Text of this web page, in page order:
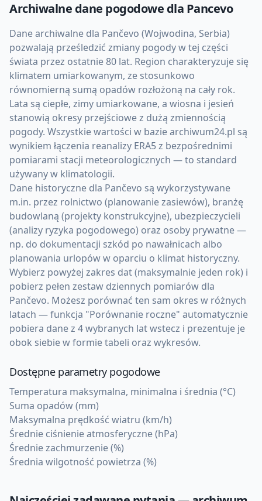
Archiwalne dane pogodowe dla Pancevo
Dane archiwalne dla Pančevo (Wojwodina, Serbia)
pozwalają prześledzić zmiany pogody w tej części
świata przez ostatnie 80 lat. Region charakteryzuje się
klimatem umiarkowanym, ze stosunkowo
równomierną sumą opadów rozłożoną na cały rok.
Lata są ciepłe, zimy umiarkowane, a wiosna i jesień
stanowią okresy przejściowe z dużą zmiennością
pogody. Wszystkie wartości w bazie archiwum24.pl są
wynikiem łączenia reanalizy ERA5 z bezpośrednimi
pomiarami stacji meteorologicznych — to standard
używany w klimatologii.
Dane historyczne dla Pančevo są wykorzystywane
m.in. przez rolnictwo (planowanie zasiewów), branżę
budowlaną (projekty konstrukcyjne), ubezpieczycieli
(analizy ryzyka pogodowego) oraz osoby prywatne —
np. do dokumentacji szkód po nawałnicach albo
planowania urlopów w oparciu o klimat historyczny.
Wybierz powyżej zakres dat (maksymalnie jeden rok) i
pobierz pełen zestaw dziennych pomiarów dla
Pančevo. Możesz porównać ten sam okres w różnych
latach — funkcja "Porównanie roczne" automatycznie
pobiera dane z 4 wybranych lat wstecz i prezentuje je
obok siebie w formie tabeli oraz wykresów.
Dostępne parametry pogodowe
Temperatura maksymalna, minimalna i średnia (°C)
Suma opadów (mm)
Maksymalna prędkość wiatru (km/h)
Średnie ciśnienie atmosferyczne (hPa)
Średnie zachmurzenie (%)
Średnia wilgotność powietrza (%)